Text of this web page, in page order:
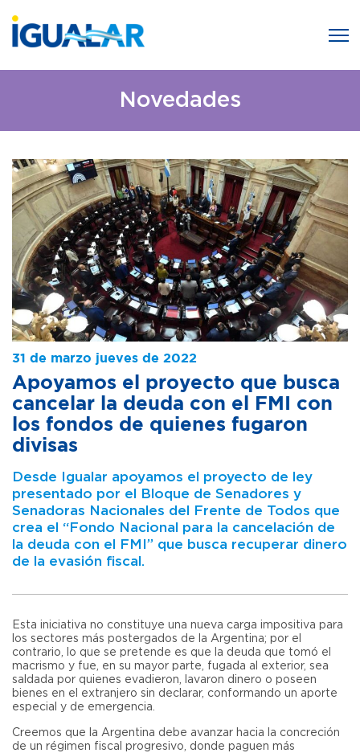
Novedades
31 de marzo jueves de 2022
Apoyamos el proyecto que busca
cancelar la deuda con el FMI con
los fondos de quienes fugaron
divisas
Desde Igualar apoyamos el proyecto de ley
presentado por el Bloque de Senadores y
Senadoras Nacionales del Frente de Todos que
crea el “Fondo Nacional para la cancelación de
la deuda con el FMI” que busca recuperar dinero
de la evasión fiscal.
Esta iniciativa no constituye una nueva carga impositiva para
los sectores más postergados de la Argentina; por el
contrario, lo que se pretende es que la deuda que tomó el
macrismo y fue, en su mayor parte, fugada al exterior, sea
saldada por quienes evadieron, lavaron dinero o poseen
bienes en el extranjero sin declarar, conformando un aporte
especial y de emergencia.
Creemos que la Argentina debe avanzar hacia la concreción
de un régimen fiscal progresivo, donde paguen más